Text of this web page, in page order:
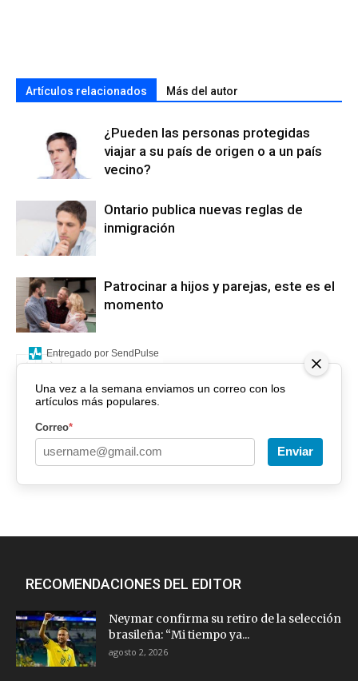
Artículos relacionados Más del autor
¿Pueden las personas protegidas
viajar a su país de origen o a un país
vecino?
Ontario publica nuevas reglas de
inmigración
Patrocinar a hijos y parejas, este es el
momento
Una vez a la semana enviamos un correo con los
artículos más populares.
Correo*
Enviar
Entregado por SendPulse
RECOMENDACIONES DEL EDITOR
Neymar confirma su retiro de la selección
brasileña: “Mi tiempo ya...
agosto 2, 2026